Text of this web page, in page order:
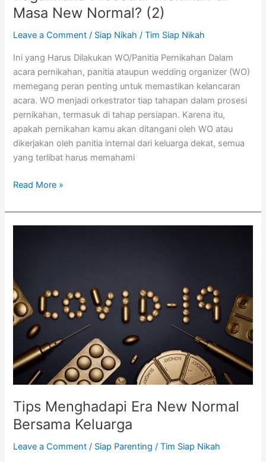
Masa New Normal? (2)
Leave a Comment / Siap Nikah /Tim Siap Nikah
Ini yang Harus Dilakukan WO/Panitia Pernikahan Dalam
acara pernikahan, panitia ataupun wedding organizer (WO)
memegang peran penting untuk memastikan kelancaran
acara. WO menjadi orkestrator tiap tahapan dalam prosesi
pernikahan, termasuk di tahap persiapan. Karena itu,
apakah pernikahan kamu akan ditangani oleh WO atau
dikerjakan oleh panitia internal dari keluarga dekat, semua
yang terlibat harus memahami
Read More »
Tips Menghadapi Era New Normal
Bersama Keluarga
Leave a Comment / Siap Parenting /Tim Siap Nikah
Normal
Bersama
Keluarga